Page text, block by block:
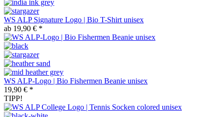
WS ALP Signature Logo | Bio T-Shirt unisex
ab 19,90 € *
WS ALP-Logo | Bio Fishermen Beanie unisex
19,90 € *
TIPP!